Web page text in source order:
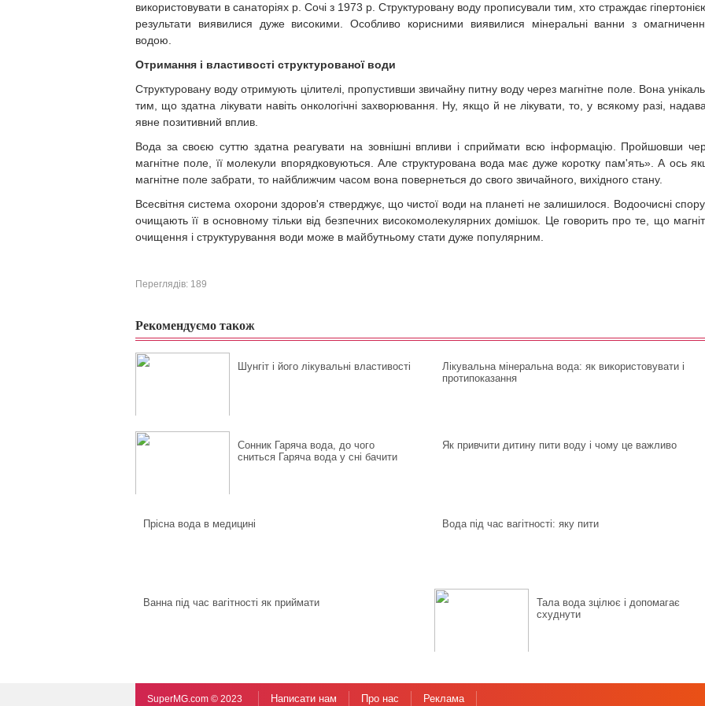
використовувати в санаторіях р. Сочі з 1973 р. Структуровану воду прописували тим, хто страждає
результати виявилися дуже високими. Особливо корисними виявилися мінеральні ванни з
водою.
Отримання і властивості структурованої води
Структуровану воду отримують цілителі, пропустивши звичайну питну воду через магнітне поле. Вона
тим, що здатна лікувати навіть онкологічні захворювання. Ну, якщо й не лікувати, то, у всякому разі,
явне позитивний вплив.
Вода за своєю суттю здатна реагувати на зовнішні впливи і сприймати всю інформацію. Пройшовши
магнітне поле, її молекули впорядковуються. Але структурована вода має дуже коротку пам'ять». А ось
магнітне поле забрати, то найближчим часом вона повернеться до свого звичайного, вихідного стану.
Всесвітня система охорони здоров'я стверджує, що чистої води на планеті не залишилося. Водоочисні
очищають її в основному тільки від безпечних високомолекулярних домішок. Це говорить про те, що
очищення і структурування води може в майбутньому стати дуже популярним.
Переглядів: 189
Рекомендуємо також
Шунгіт і його лікувальні властивості
Лікувальна мінеральна вода: як використовувати і
протипоказання
Сонник Гаряча вода, до чого
сниться Гаряча вода у сні бачити
Як привчити дитину пити воду і чому це важливо
Прісна вода в медицині Вода під час вагітності: яку пити
Ванна під час вагітності як приймати
Тала вода зцілює і допомагає
схуднути
SuperMG.com © 2023 Написати нам Про нас Реклама